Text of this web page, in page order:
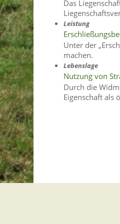
Das
Leistung
Unter der
machen.
Lebenslage
Nutzung von
Durch die
Eigenschaft als